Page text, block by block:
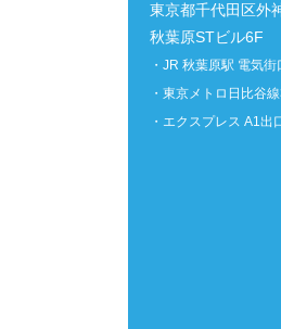
東京都千代田区外
秋葉原STビル6F
・JR 秋葉原駅 電気
・東京メトロ日比谷
・エクスプレス A1出